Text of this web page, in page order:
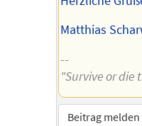
Matthias
--
"Survive or die
Beitrag melden